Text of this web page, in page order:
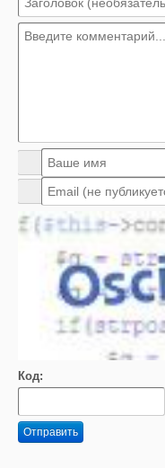
Код:
Отправить